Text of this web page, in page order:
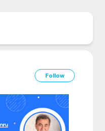
Follow